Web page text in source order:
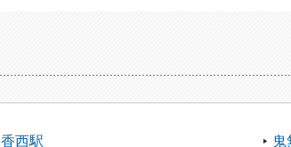
香西駅
鬼